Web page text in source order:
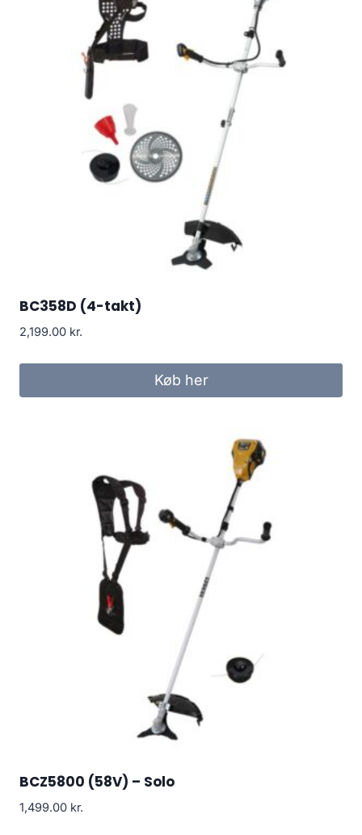
BC358D (4-takt)
2,199.00 kr.
Køb her
BCZ5800 (58V) – Solo
1,499.00 kr.